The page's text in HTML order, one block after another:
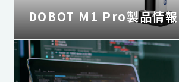
DOBOT M1 Pro製品情報